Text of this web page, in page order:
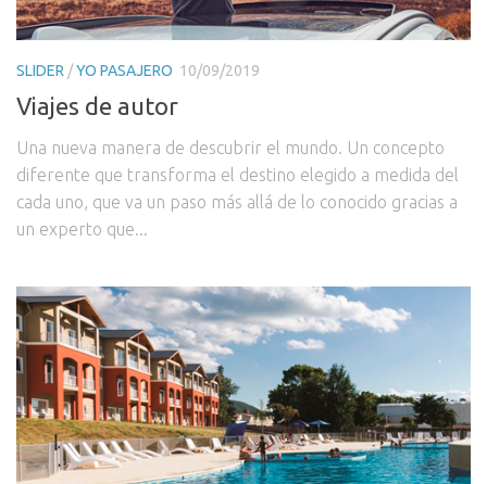
SLIDER /YO PASAJERO 10/09/2019
Viajes de autor
Una nueva manera de descubrir el mundo. Un concepto
diferente que transforma el destino elegido a medida del
cada uno, que va un paso más allá de lo conocido gracias a
un experto que...